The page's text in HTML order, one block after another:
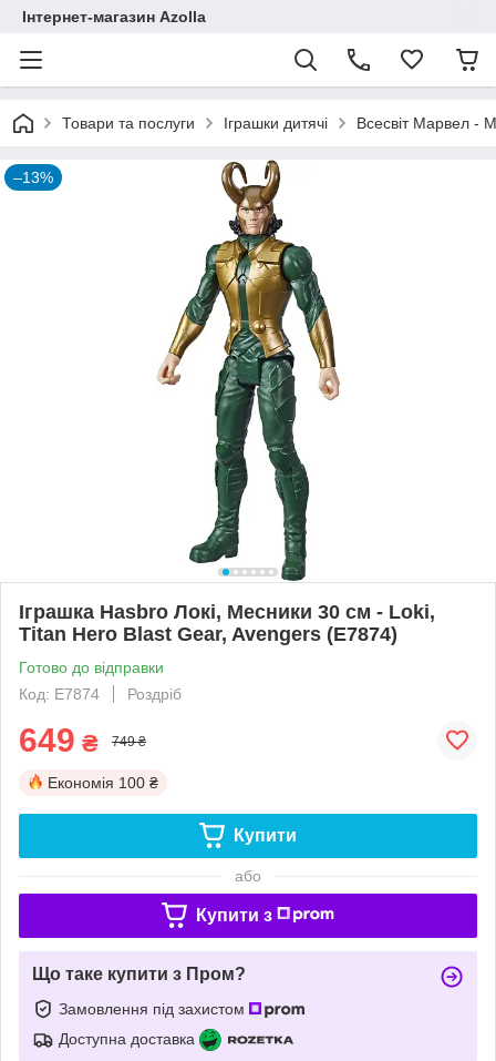
Інтернет-магазин Azolla
Товари та послуги Іграшки дитячі Всесвіт Марвел -
–13%
Іграшка Hasbro Локі, Месники 30 см - Loki,
Titan Hero Blast Gear, Avengers (E7874)
Готово до відправки
Код: E7874
Роздріб
649 ₴ 749 ₴
Економія 100 ₴
Купити
або
Купити з
Що таке купити з Пром?
Замовлення під захистом
Доступна доставка